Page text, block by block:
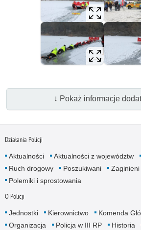
↓ Pokaż informacje
Działania Policji
Aktualności Aktualności z województw
Ruch drogowy
Poszukiwani Zaginieni
Polemiki i sprostowania
O Policji
Jednostki Kierownictwo
Komenda
Organizacja
Policja w III RP Historia